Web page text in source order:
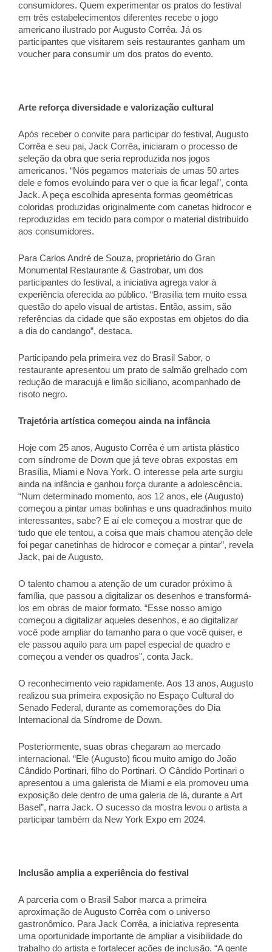
consumidores. Quem experimentar os pratos do festival
em três estabelecimentos diferentes recebe o jogo
americano ilustrado por Augusto Corrêa. Já os
participantes que visitarem seis restaurantes ganham um
voucher para consumir um dos pratos do evento.
Arte reforça diversidade e valorização cultural
Após receber o convite para participar do festival, Augusto
Corrêa e seu pai, Jack Corrêa, iniciaram o processo de
seleção da obra que seria reproduzida nos jogos
americanos. “Nós pegamos materiais de umas 50 artes
dele e fomos evoluindo para ver o que ia ficar legal”, conta
Jack. A peça escolhida apresenta formas geométricas
coloridas produzidas originalmente com canetas hidrocor e
reproduzidas em tecido para compor o material distribuído
aos consumidores.
Para Carlos André de Souza, proprietário do Gran
Monumental Restaurante & Gastrobar, um dos
participantes do festival, a iniciativa agrega valor à
experiência oferecida ao público. “Brasília tem muito essa
questão do apelo visual de artistas. Então, assim, são
referências da cidade que são expostas em objetos do dia
a dia do candango”, destaca.
Participando pela primeira vez do Brasil Sabor, o
restaurante apresentou um prato de salmão grelhado com
redução de maracujá e limão siciliano, acompanhado de
risoto negro.
Trajetória artística começou ainda na infância
Hoje com 25 anos, Augusto Corrêa é um artista plástico
com síndrome de Down que já teve obras expostas em
Brasília, Miami e Nova York. O interesse pela arte surgiu
ainda na infância e ganhou força durante a adolescência.
“Num determinado momento, aos 12 anos, ele (Augusto)
começou a pintar umas bolinhas e uns quadradinhos muito
interessantes, sabe? E aí ele começou a mostrar que de
tudo que ele tentou, a coisa que mais chamou atenção dele
foi pegar canetinhas de hidrocor e começar a pintar”, revela
Jack, pai de Augusto.
O talento chamou a atenção de um curador próximo à
família, que passou a digitalizar os desenhos e transformá-
los em obras de maior formato. “Esse nosso amigo
começou a digitalizar aqueles desenhos, e ao digitalizar
você pode ampliar do tamanho para o que você quiser, e
ele passou aquilo para um papel especial de quadro e
começou a vender os quadros", conta Jack.
O reconhecimento veio rapidamente. Aos 13 anos, Augusto
realizou sua primeira exposição no Espaço Cultural do
Senado Federal, durante as comemorações do Dia
Internacional da Síndrome de Down.
Posteriormente, suas obras chegaram ao mercado
internacional. “Ele (Augusto) ficou muito amigo do João
Cândido Portinari, filho do Portinari. O Cândido Portinari o
apresentou a uma galerista de Miami e ela promoveu uma
exposição dele dentro de uma galeria de lá, durante a Art
Basel”, narra Jack. O sucesso da mostra levou o artista a
participar também da New York Expo em 2024.
Inclusão amplia a experiência do festival
A parceria com o Brasil Sabor marca a primeira
aproximação de Augusto Corrêa com o universo
gastronômico. Para Jack Corrêa, a iniciativa representa
uma oportunidade importante de ampliar a visibilidade do
trabalho do artista e fortalecer ações de inclusão. “A gente